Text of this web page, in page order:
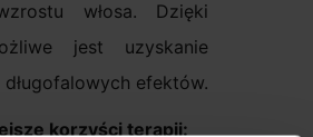
włosa. Dzięki
jest uzyskanie
długofalowych efektów.
korzyści terapii: